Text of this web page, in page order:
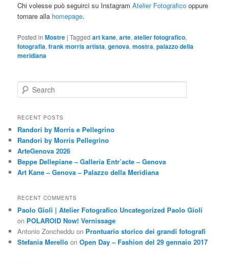
Chi volesse può seguirci su InstagramAtelier Fotografico oppure
tornare alla homepage.
Posted in Mostre |Tagged art kane,arte,atelier fotografico,
fotografia,frank morris artista,genova,mostra,palazzo della
meridiana
e
r
h
RECENT POSTS
Randori by Morris e Pellegrino
Randori by Morris Pellegrino
ArteGenova 2026
Beppe Dellepiane – Galleria Entr’acte – Genova
Art Kane – Genova – Palazzo della Meridiana
RECENT COMMENTS
Paolo Gioli | Atelier Fotografico Uncategorized Paolo Gioli
on POLAROID Now! Vernissage
Antonio Zoncheddu on Prontuario storico dei grandi fotografi
Stefania Merello onOpen Day – Fashion del 29 gennaio 2017